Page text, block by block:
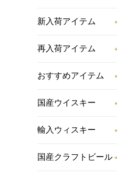
新入荷アイテム
再入荷アイテム
おすすめアイテム
国産ウイスキー
輸入ウィスキー
国産クラフトビール